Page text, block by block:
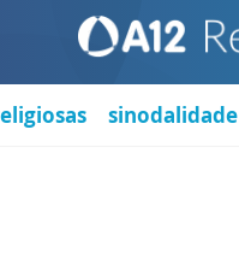
sinodalidade